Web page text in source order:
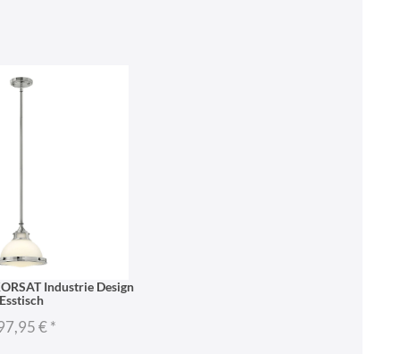
Industrie Design
Esstisch
€*